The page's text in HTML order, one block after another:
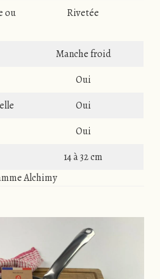
ou
Rivetée
Manche froid
Oui
Oui
Oui
14 à 32 cm
Alchimy